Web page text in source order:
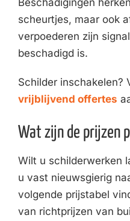
scheurtjes, maar ook
verpoederen zijn
beschadigd is.
Schilder inschakelen?
vrijblijvend offertes
Wat zijn de prijzen
Wilt u schilderwerken
u vast nieuwsgierig
volgende prijstabel
van richtprijzen van